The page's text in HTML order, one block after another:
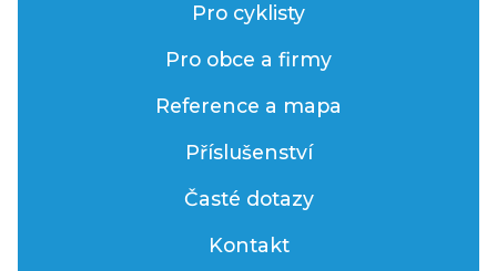
Pro cyklisty
Pro obce a firmy
Reference a mapa
Příslušenství
Časté dotazy
Kontakt